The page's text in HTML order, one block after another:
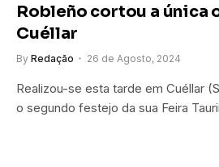
Robleño cortou a única
Cuéllar
By Redação 26 de Agosto, 2024
Realizou-se esta tarde em Cuéllar
o segundo festejo da sua Feira